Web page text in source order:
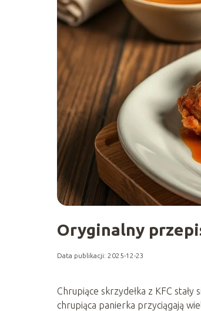
Oryginalny
Data publikacji: 2025-12-23
Chrupiące skrzydełka z KFC
chrupiąca panierka przyciągają